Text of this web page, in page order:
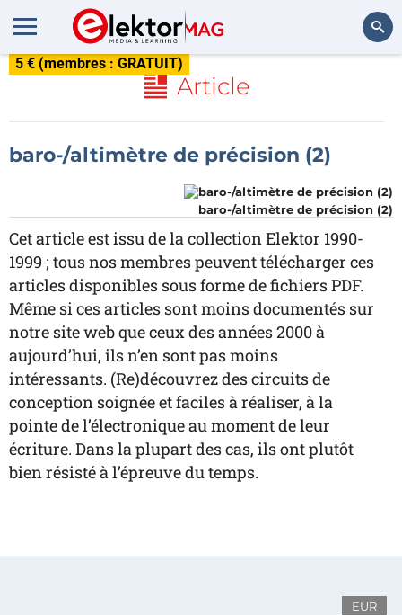
5 € (membres : GRATUIT)
Article
baro-/altimètre de précision (2)
baro-/altimètre de précision (2)
Cet article est issu de la collection Elektor 1990-
1999 ; tous nos membres peuvent télécharger ces
articles disponibles sous forme de fichiers PDF.
Même si ces articles sont moins documentés sur
notre site web que ceux des années 2000 à
aujourd’hui, ils n’en sont pas moins
intéressants. (Re)découvrez des circuits de
conception soignée et faciles à réaliser, à la
pointe de l’électronique au moment de leur
écriture. Dans la plupart des cas, ils ont plutôt
bien résisté à l’épreuve du temps.
EUR